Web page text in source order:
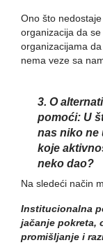
Ono što
organizacija da
organizacijama
nema veze sa
3. O
pomoći: U
nas niko ne
koje
neko dao?
Na sledeći način
Institucionalna
jačanje pokreta,
promišljanje i